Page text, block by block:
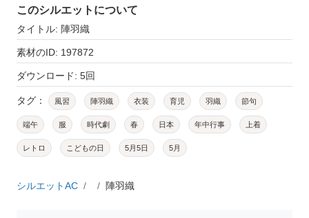
このシルエットについて
タイトル: 陣羽織
素材のID: 197872
ダウンロード: 5回
タグ： 風習 陣羽織 衣装 育児 羽織 節句
端午 服 時代劇 春 日本 年中行事 上着
レトロ こどもの日 5月5日 5月
シルエットAC 陣羽織